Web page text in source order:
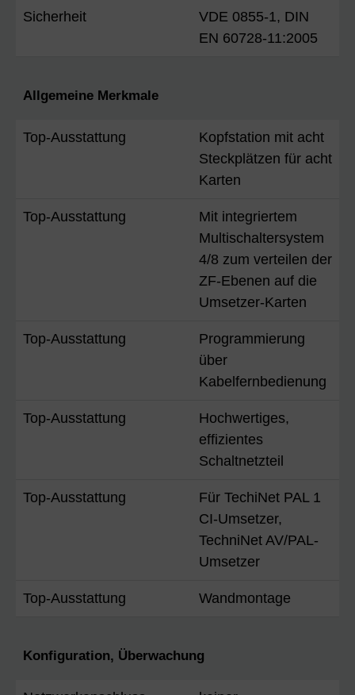
Sicherheit
VDE 0855-1, DIN
EN 60728-11:2005
Allgemeine Merkmale
Top-Ausstattung
Kopfstation mit acht
Steckplätzen für acht
Karten
Top-Ausstattung
Mit integriertem
Multischaltersystem
4/8 zum verteilen der
ZF-Ebenen auf die
Umsetzer-Karten
Top-Ausstattung
Programmierung
über
Kabelfernbedienung
Top-Ausstattung
Hochwertiges,
effizientes
Schaltnetzteil
Top-Ausstattung
Für TechiNet PAL 1
CI-Umsetzer,
TechniNet AV/PAL-
Umsetzer
Top-Ausstattung Wandmontage
Konfiguration, Überwachung